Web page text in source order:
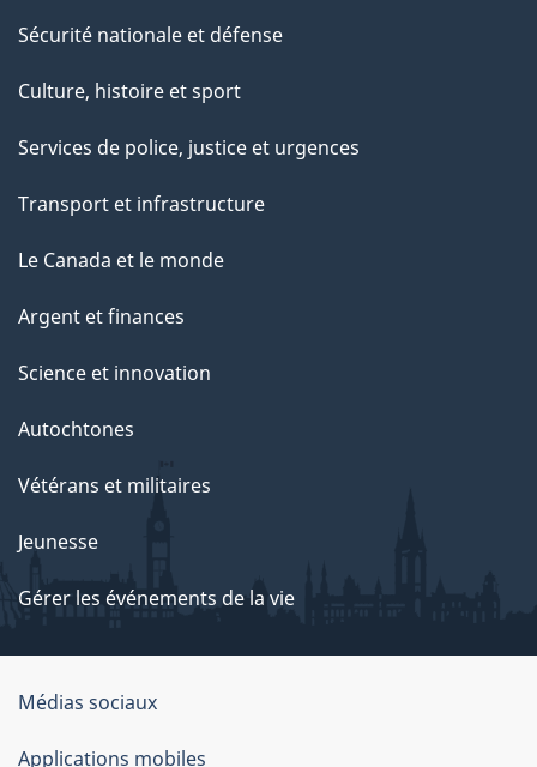
Sécurité nationale et défense
Culture, histoire et sport
Services de police, justice et urgences
Transport et infrastructure
Le Canada et le monde
Argent et finances
Science et innovation
Autochtones
Vétérans et militaires
Jeunesse
Gérer les événements de la vie
Organisation
du
Médias sociaux
Applications mobiles